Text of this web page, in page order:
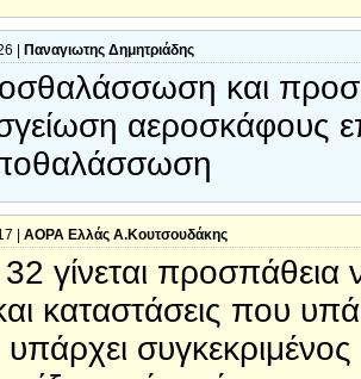
| Παναγιωτης Δημητριάδης
και
αεροσκάφους
| ΑΟΡΑ Ελλάς Α.Κουτσουδάκης
γίνεται
καταστάσεις που